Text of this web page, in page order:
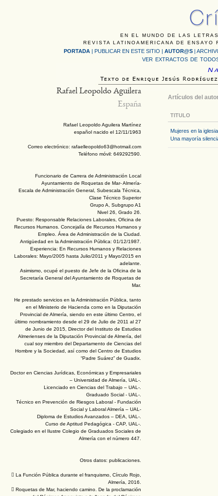
EN EL MUNDO DE LAS
REVISTA LATINOAMERICANA DE
PORTADA | PUBLICAR EN ESTE SITIO | AUTOR@S |
VER EXTRACTOS DE
Rafael Leopoldo Aguilera
España
Rafael Leopoldo Aguilera Martínez
español nacido el 12/11/1963
Correo electrónico: rafaelleopoldo63@hotmail.com
Teléfono móvil: 649292590.
Funcionario de Carrera de Administración Local
Ayuntamiento de Roquetas de Mar- Almería-
Escala de Administración General, Subescala Técnica,
Clase Técnico Superior
Grupo A, Subgrupo A1
Nivel 26, Grado 26.
Puesto: Responsable Relaciones Laborales, Oficina de
Recursos Humanos. Concejalía de Recursos Humanos y
Empleo. Área de Administración de la Ciudad.
Antigüedad en la Administración Pública: 01/12/1987.
Experiencia: En Recursos Humanos y Relaciones
Laborales: Mayo/2005 hasta Julio/2011 y Mayo/2015 en
adelante.
Asimismo, ocupé el puesto de Jefe de la Oficina de la
Secretaría General del Ayuntamiento de Roquetas de
Mar.
He prestado servicios en la Administración Pública, tanto
en el Ministerio de Hacienda como en la Diputación
Provincial de Almería, siendo en este último Centro, el
último nombramiento desde el 29 de Julio de 2011 al 27
de Junio de 2015, Director del Instituto de Estudios
Almerienses de la Diputación Provincial de Almería, del
cual soy miembro del Departamento de Ciencias del
Hombre y la Sociedad, así como del Centro de Estudios
“Padre Suárez” de Guadix.
Doctor en Ciencias Jurídicas, Económicas y Empresariales
– Universidad de Almería, UAL-.
Licenciado en Ciencias del Trabajo – UAL-.
Graduado Social - UAL-.
Técnico en Prevención de Riesgos Laboral - Fundación
Social y Laboral Almería – UAL-
Diploma de Estudios Avanzados – DEA, UAL-.
Curso de Aptitud Pedagógica - CAP, UAL-.
Colegiado en el Ilustre Colegio de Graduados Sociales de
Almería con el número 447.
Otros datos: publicaciones.
 La Función Pública durante el franquismo, Círculo Rojo,
Almería, 2016.
 Roquetas de Mar, haciendo camino. De la proclamación
Artículos del
TITULO
Mujeres en la
Una mayoría